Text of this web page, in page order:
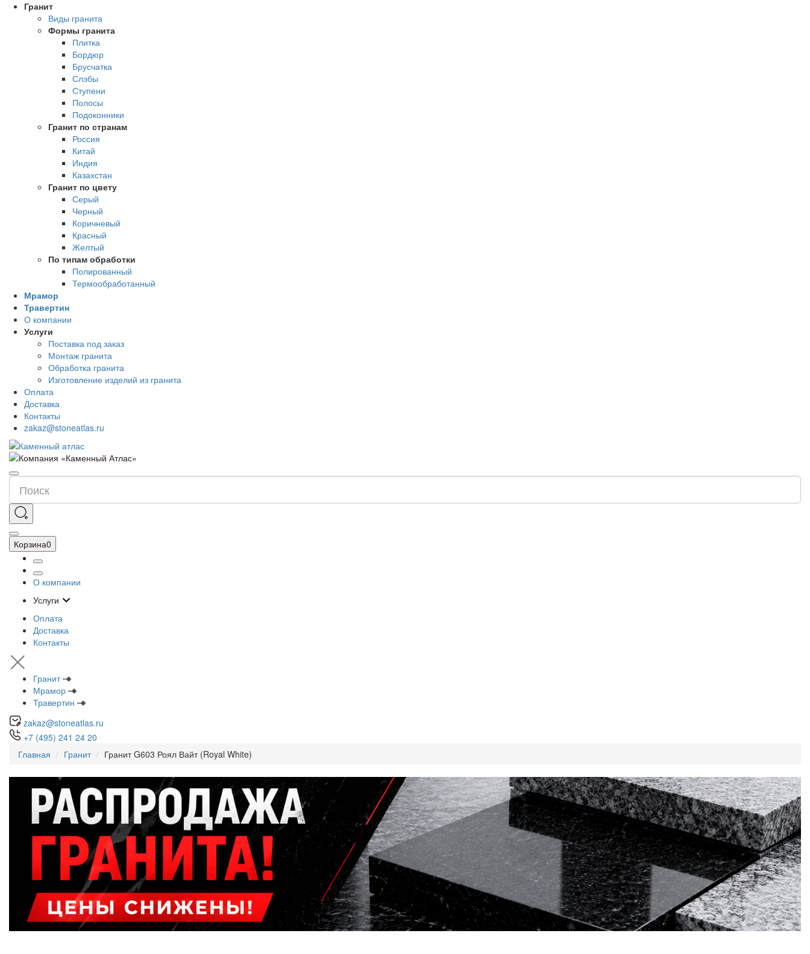
Гранит
Виды гранита
Формы гранита
Плитка
Бордюр
Брусчатка
Слэбы
Ступени
Полосы
Подоконники
Гранит по странам
Россия
Китай
Индия
Казахстан
Гранит по цвету
Серый
Черный
Коричневый
Красный
Желтый
По типам обработки
Полированный
Термообработанный
Мрамор
Травертин
О компании
Услуги
Поставка под заказ
Монтаж гранита
Обработка гранита
Изготовление изделий из гранита
Оплата
Доставка
Контакты
zakaz@stoneatlas.ru
Корзина0
О компании
Услуги
Оплата
Доставка
Контакты
Гранит
Мрамор
Травертин
zakaz@stoneatlas.ru
+7 (495) 241 24 20
Главная
Гранит Гранит G603 Роял Вайт (Royal White)